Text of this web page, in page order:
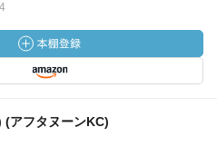
4
(アフタヌーンKC)